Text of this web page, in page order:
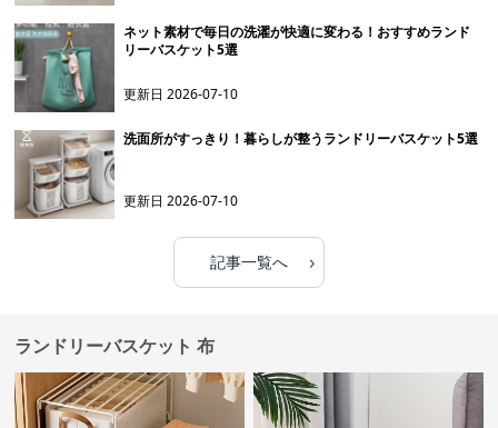
ネット素材で毎日の洗濯が快適に変わる！おすすめランド
リーバスケット5選
更新日2026-07-10
洗面所がすっきり！暮らしが整うランドリーバスケット5選
更新日2026-07-10
記事一覧へ ›
ランドリーバスケット 布